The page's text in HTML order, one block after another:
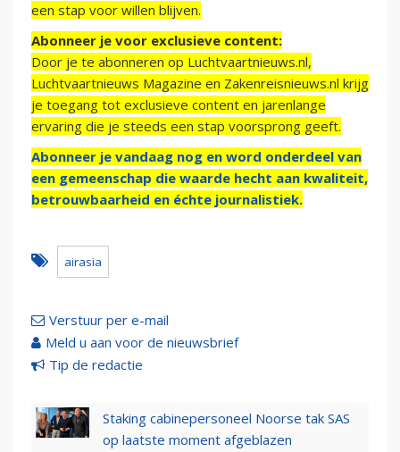
een stap voor willen blijven.
Abonneer je voor exclusieve content:
Door je te abonneren op Luchtvaartnieuws.nl,
Luchtvaartnieuws Magazine en Zakenreisnieuws.nl krijg
je toegang tot exclusieve content en jarenlange
ervaring die je steeds een stap voorsprong geeft.
Abonneer je vandaag nog en word onderdeel van
een gemeenschap die waarde hecht aan kwaliteit,
betrouwbaarheid en échte journalistiek.
airasia
Verstuur per e-mail
Meld u aan voor de nieuwsbrief
Tip de redactie
Staking cabinepersoneel Noorse tak SAS
op laatste moment afgeblazen